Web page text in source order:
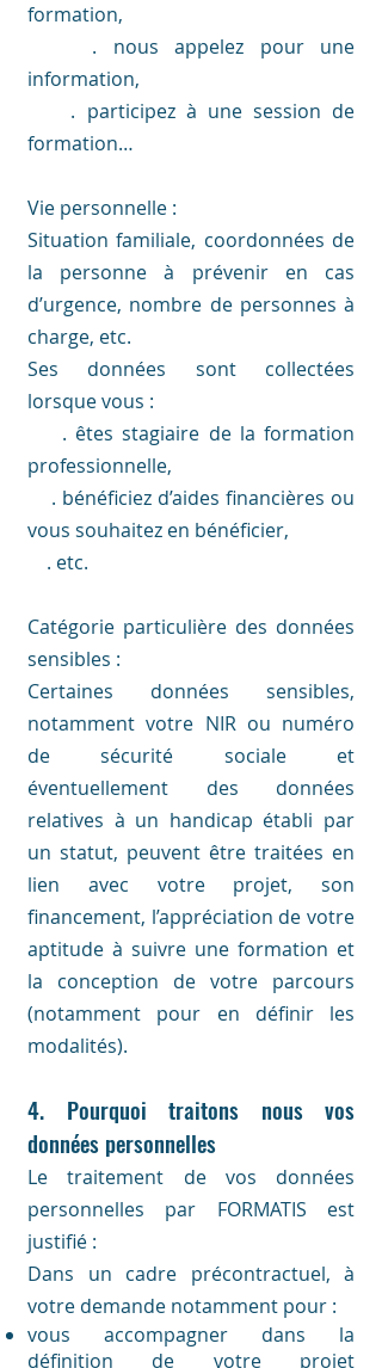
formation,
. nous appelez pour une
information,
. participez à une session de
formation…
Vie personnelle :
Situation familiale, coordonnées de
la personne à prévenir en cas
d’urgence, nombre de personnes à
charge, etc.
Ses données sont collectées
lorsque vous :
. êtes stagiaire de la formation
professionnelle,
. bénéficiez d’aides financières ou
vous souhaitez en bénéficier,
. etc.
Catégorie particulière des données
sensibles :
Certaines données sensibles,
notamment votre NIR ou numéro
de sécurité sociale et
éventuellement des données
relatives à un handicap établi par
un statut, peuvent être traitées en
lien avec votre projet, son
financement, l’appréciation de votre
aptitude à suivre une formation et
la conception de votre parcours
(notamment pour en définir les
modalités).
4. Pourquoi traitons nous vos
données personnelles
Le traitement de vos données
personnelles par FORMATIS est
justifié :
Dans un cadre précontractuel, à
votre demande notamment pour :
vous accompagner dans la
définition de votre projet